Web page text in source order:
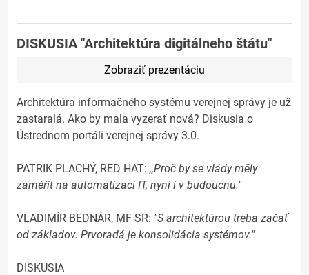
DISKUSIA "Architektúra digitálneho štátu"
Zobraziť prezentáciu
Architektúra informačného systému verejnej správy je už
zastaralá. Ako by mala vyzerať nová? Diskusia o
Ústrednom portáli verejnej správy 3.0.
PATRIK PLACHÝ, RED HAT: ,,Proč by se vlády měly
zaměřit na automatizaci IT, nyní i v budoucnu."
VLADIMÍR BEDNÁR, MF SR: "S architektúrou treba začať
od základov. Prvoradá je konsolidácia systémov."
DISKUSIA